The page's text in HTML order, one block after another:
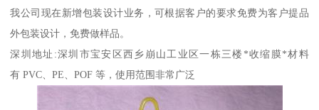
我公司现在新增包装设计业务，可根据客户的要求免费为客户提品
外包装设计，免费做样品。
深圳地址:深圳市宝安区西乡崩山工业区一栋三楼*收缩膜*材料
有 PVC、PE、POF 等，使用范围非常广泛